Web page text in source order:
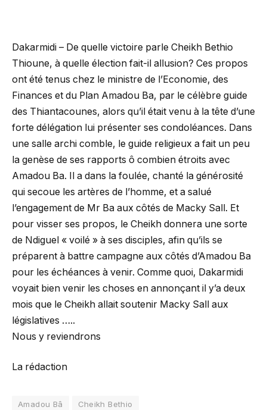
Dakarmidi – De quelle victoire parle Cheikh Bethio
Thioune, à quelle élection fait-il allusion? Ces propos
ont été tenus chez le ministre de l’Economie, des
Finances et du Plan Amadou Ba, par le célèbre guide
des Thiantacounes, alors qu’il était venu à la tête d’une
forte délégation lui présenter ses condoléances. Dans
une salle archi comble, le guide religieux a fait un peu
la genèse de ses rapports ô combien étroits avec
Amadou Ba. Il a dans la foulée, chanté la générosité
qui secoue les artères de l’homme, et a salué
l’engagement de Mr Ba aux côtés de Macky Sall. Et
pour visser ses propos, le Cheikh donnera une sorte
de Ndiguel « voilé » à ses disciples, afin qu’ils se
préparent à battre campagne aux côtés d’Amadou Ba
pour les échéances à venir. Comme quoi, Dakarmidi
voyait bien venir les choses en annonçant il y’a deux
mois que le Cheikh allait soutenir Macky Sall aux
législatives …..
Nous y reviendrons
La rédaction
Amadou Bâ Cheikh Bethio